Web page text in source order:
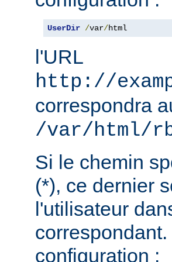
UserDir /var/html
l'URL
http://
correspondra
/var/html/
Si le chemin
(*), ce dernier
l'utilisateur
configuration :